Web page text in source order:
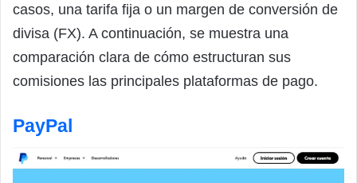
casos, una tarifa fija o un margen de conversión de
divisa (FX). A continuación, se muestra una
comparación clara de cómo estructuran sus
comisiones las principales plataformas de pago.
PayPal